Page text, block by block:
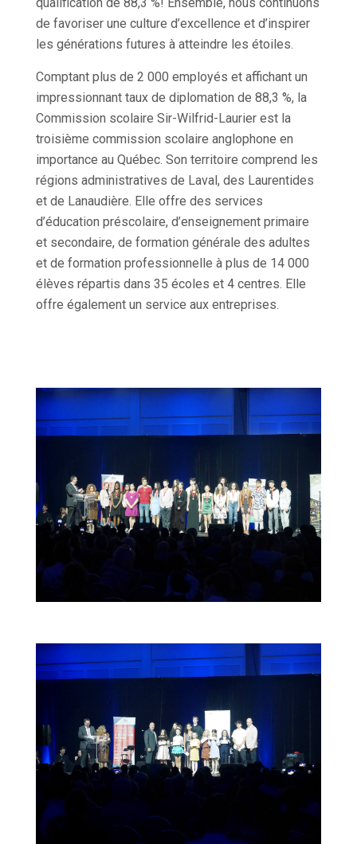
de favoriser une culture d’excellence et d’inspirer
les générations futures à atteindre les étoiles.
Comptant plus de 2 000 employés et affichant un
impressionnant taux de diplomation de 88,3 %, la
Commission scolaire Sir-Wilfrid-Laurier est la
troisième commission scolaire anglophone en
importance au Québec. Son territoire comprend les
régions administratives de Laval, des Laurentides
et de Lanaudière. Elle offre des services
d’éducation préscolaire, d’enseignement primaire
et secondaire, de formation générale des adultes
et de formation professionnelle à plus de 14 000
élèves répartis dans 35 écoles et 4 centres. Elle
offre également un service aux entreprises.